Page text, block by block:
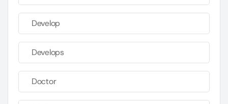
Develop
Develops
Doctor